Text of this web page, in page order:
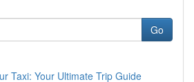
Go
Taxi: Your Ultimate Trip Guide